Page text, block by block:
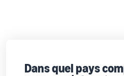
Dans quel pays